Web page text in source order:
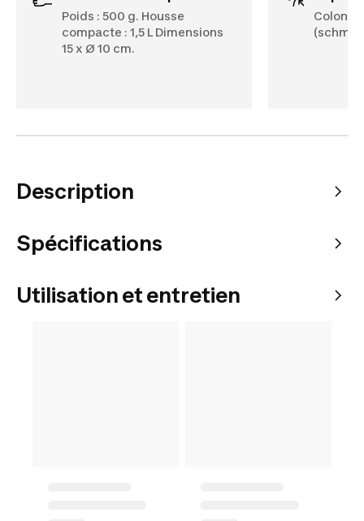
Poids : 500 g. Housse
compacte : 1,5 L Dimensions
15 x Ø 10 cm.
Description
Spécifications
Utilisation et entretien